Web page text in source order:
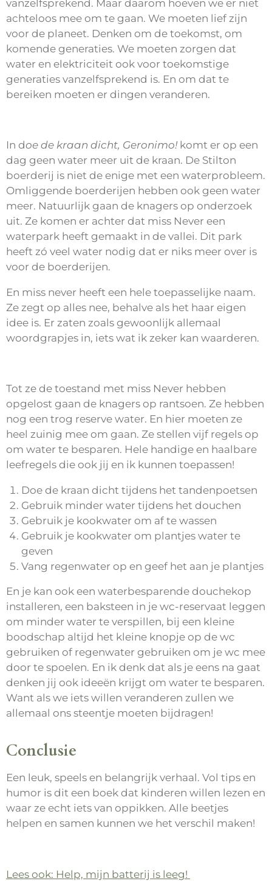
vanzelfsprekend. Maar daarom hoeven we er niet
achteloos mee om te gaan. We moeten lief zijn
voor de planeet. Denken om de toekomst, om
komende generaties. We moeten zorgen dat
water en elektriciteit ook voor toekomstige
generaties vanzelfsprekend is. En om dat te
bereiken moeten er dingen veranderen.
In doe de kraan dicht, Geronimo! komt er op een
dag geen water meer uit de kraan. De Stilton
boerderij is niet de enige met een waterprobleem.
Omliggende boerderijen hebben ook geen water
meer. Natuurlijk gaan de knagers op onderzoek
uit. Ze komen er achter dat miss Never een
waterpark heeft gemaakt in de vallei. Dit park
heeft zó veel water nodig dat er niks meer over is
voor de boerderijen.
En miss never heeft een hele toepasselijke naam.
Ze zegt op alles nee, behalve als het haar eigen
idee is. Er zaten zoals gewoonlijk allemaal
woordgrapjes in, iets wat ik zeker kan waarderen.
Tot ze de toestand met miss Never hebben
opgelost gaan de knagers op rantsoen. Ze hebben
nog een trog reserve water. En hier moeten ze
heel zuinig mee om gaan. Ze stellen vijf regels op
om water te besparen. Hele handige en haalbare
leefregels die ook jij en ik kunnen toepassen!
Doe de kraan dicht tijdens het tandenpoetsen
Gebruik minder water tijdens het douchen
Gebruik je kookwater om af te wassen
Gebruik je kookwater om plantjes water te
geven
Vang regenwater op en geef het aan je plantjes
En je kan ook een waterbesparende douchekop
installeren, een baksteen in je wc-reservaat leggen
om minder water te verspillen, bij een kleine
boodschap altijd het kleine knopje op de wc
gebruiken of regenwater gebruiken om je wc mee
door te spoelen. En ik denk dat als je eens na gaat
denken jij ook ideeën krijgt om water te besparen.
Want als we iets willen veranderen zullen we
allemaal ons steentje moeten bijdragen!
Conclusie
Een leuk, speels en belangrijk verhaal. Vol tips en
humor is dit een boek dat kinderen willen lezen en
waar ze echt iets van oppikken. Alle beetjes
helpen en samen kunnen we het verschil maken!
Lees ook: Help, mijn batterij is leeg!